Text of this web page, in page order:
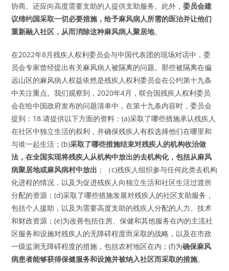
协商。还应向高度需要支助的人提供支助服务。此外，委员会建
议缔约国采取一切必要措施，给予麻风病人所需的医治并让他们
重新融入社区，从而消除这种麻风病人聚居地。
在2022年8月残疾人权利委员会与中国代表团的现场对话中，委
员会专家曾经提出有关麻风病人被隔离的问题。那些被隔离在偏
远山区的麻风病人权益依然是残疾人权利委员会在公约第十九条
中关注重点。我们观察到，2020年4月，联合国残疾人权利委员
会在给中国政府发布的问题清单中，在第十九条内容时，委员会
提到：18.请提供以下方面的资料：(a)采取了哪些措施承认残疾人
在社区中独立生活的权利，并确保残疾人有权选择他们在哪里和
与谁一起生活；(b)采取了哪些措施结束对残疾人的机构收治做
法，在全国实现将残疾人从机构中放出的去机构化，包括从麻风
病聚居地或麻风病村中放出 ；（c)残疾人组织参与任何此类去机构
化进程的情况，以及为促进残疾人向独立生活和社区生活过渡所
分配的资源；(d)采取了哪些措施发展对残疾人的社区支助服务，
包括个人援助，以及为需要高度支助的残疾人分配的人力、技术
和财政资源；(e)为改善包括住房、保健和其他服务在内的主流社
区服务和设施对残疾人的无障碍程度而采取的战略，以及在市政
一级监测无障碍程度的措施，包括农村地区在内；(f)为确保麻风
病患者能够获得保健服务和设施并被纳入社区而采取的措施。